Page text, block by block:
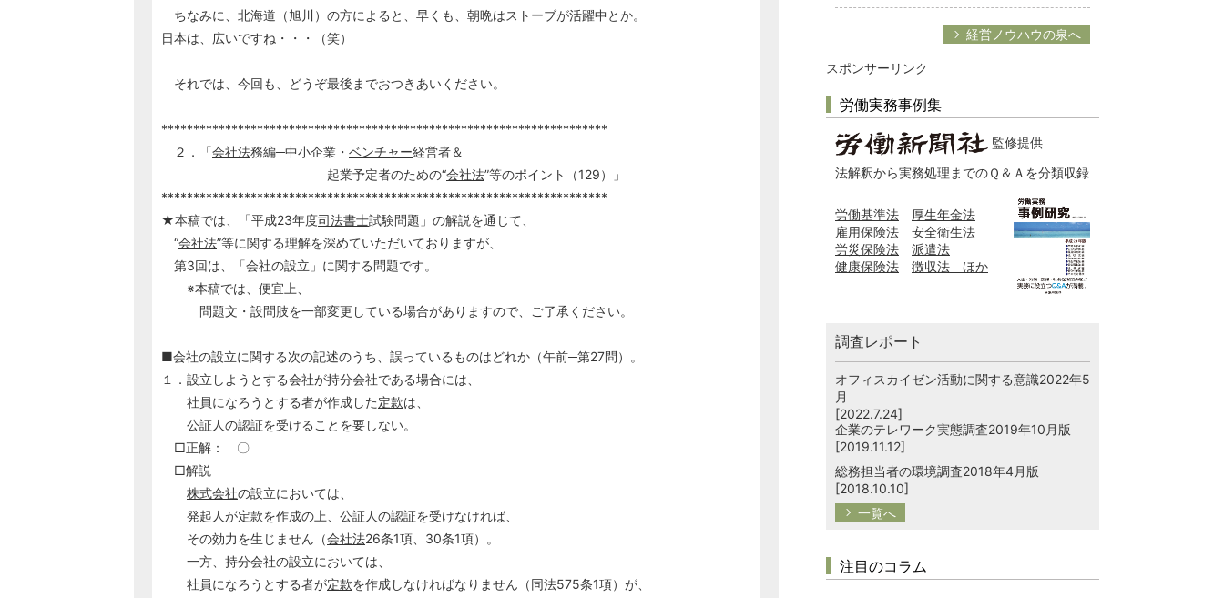
ちなみに、北海道（旭川）の方によると、早くも、朝晩はストーブが活躍中とか。
日本は、広いですね・・・（笑）
それでは、今回も、どうぞ最後までおつきあいください。
**********************************************************************
２．「会社法務編─中小企業・ ベンチャー経営者＆
起業予定者のための“会社法”等のポイント（129）」
**********************************************************************
★本稿では、「平成23年度司法書士試験問題」の解説を通じて、
“会社法”等に関する理解を深めていただいておりますが、
第3回は、「会社の設立」に関する問題です。
※本稿では、便宜上、
問題文・設問肢を一部変更している場合がありますので、ご了承ください。
■会社の設立に関する次の記述のうち、誤っているものはどれか（午前─第27問）。
１．設立しようとする会社が持分会社である場合には、
社員になろうとする者が作成した定款は、
公証人の認証を受けることを要しない。
□正解： 〇
□解説
株式会社の設立においては、
発起人が定款を作成の上、公証人の認証を受けなければ、
その効力を生じません（会社法26条1項、30条1項）。
一方、持分会社の設立においては、
社員になろうとする者が定款を作成しなければなりません（同法575条1項）が、
経営ノウハウの泉へ
スポンサーリンク
労働実務事例集
監修提供
法解釈から実務処理までのＱ＆Ａを分類収録
労働基準法
厚生年金法
雇用保険法
安全衛生法
労災保険法
派遣法
健康保険法
徴収法 ほか
調査レポート
オフィスカイゼン活動に関する意識2022年5
月
[2022.7.24]
企業のテレワーク実態調査2019年10月版
[2019.11.12]
総務担当者の環境調査2018年4月版
[2018.10.10]
一覧へ
注目のコラム